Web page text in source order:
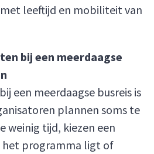
leeftijd en mobiliteit van
bij een meerdaagse
een meerdaagse busreis is
plannen soms te
weinig tijd, kiezen een
het programma ligt of